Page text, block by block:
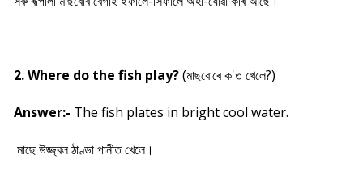
2. Where do the fish play?(মাছবোৰে ক'ত খেলে?)
Answer:- The fish plates in bright cool water.
মাছে উজ্জ্বল ঠাণ্ডা পানীত খেলে।